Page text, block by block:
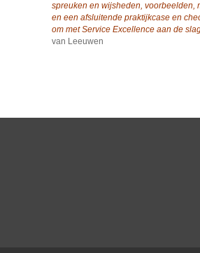
spreuken en wijsheden, voorbeelden,
en een afsluitende praktijkcase en
om met Service Excellence aan de
van Leeuwen